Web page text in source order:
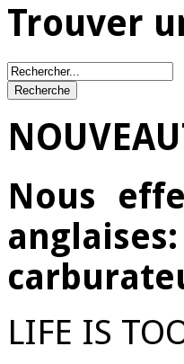
Trouver
Nous
LIFE IS